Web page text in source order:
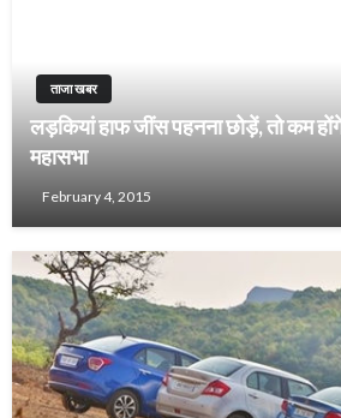
ताजा खबर
लड़कियां हाफ जींस पहनना छोड़ें, तो कम
महासभा
February 4, 2015